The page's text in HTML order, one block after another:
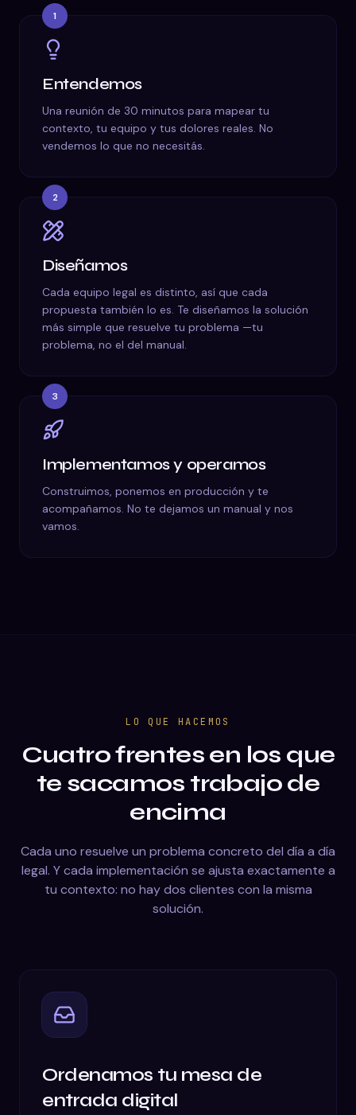
1
Entendemos
Una reunión de 30 minutos para mapear tu
contexto, tu equipo y tus dolores reales. No
vendemos lo que no necesitás.
2
Diseñamos
Cada equipo legal es distinto, así que cada
propuesta también lo es. Te diseñamos la solución
más simple que resuelve tu problema —tu
problema, no el del manual.
3
Implementamos y operamos
Construimos, ponemos en producción y te
acompañamos. No te dejamos un manual y nos
vamos.
LO QUE HACEMOS
Cuatro frentes en los que
te sacamos trabajo de
encima
Cada uno resuelve un problema concreto del día a día
legal. Y cada implementación se ajusta exactamente a
tu contexto: no hay dos clientes con la misma
solución.
Ordenamos tu mesa de
entrada digital